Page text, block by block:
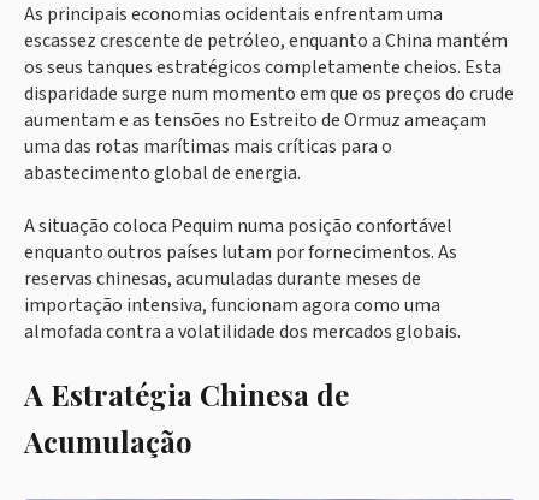
As principais economias ocidentais enfrentam uma
escassez crescente de petróleo, enquanto a China mantém
os seus tanques estratégicos completamente cheios. Esta
disparidade surge num momento em que os preços do crude
aumentam e as tensões no Estreito de Ormuz ameaçam
uma das rotas marítimas mais críticas para o
abastecimento global de energia.
A situação coloca Pequim numa posição confortável
enquanto outros países lutam por fornecimentos. As
reservas chinesas, acumuladas durante meses de
importação intensiva, funcionam agora como uma
almofada contra a volatilidade dos mercados globais.
A Estratégia Chinesa de
Acumulação